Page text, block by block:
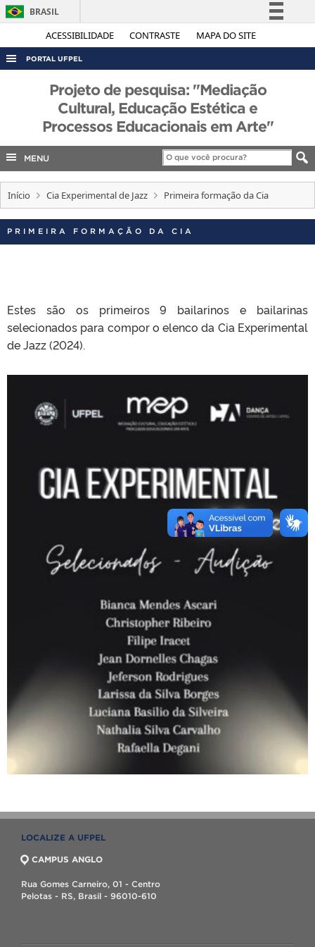
ACESSIBILIDADE CONTRASTE MAPA DO SITE
BRASIL
Simplifique!
Acesso à informação
Legislação
PORTAL UFPEL
ACESSO À INFORMAÇÃO
AUDITORIA
COBALTO
CONCURSOS
INTERNACIONAL
Projeto de pesquisa: "Mediação
Cultural, Educação Estética e
Processos Educacionais em Arte"
MENU
Início Cia Experimental de Jazz Primeira formação da Cia
PRIMEIRA FORMAÇÃO DA CIA
Estes são os primeiros 9 bailarinos e bailarinas
selecionados para compor o elenco da Cia Experimental
de Jazz (2024).
LOCALIZE A UFPEL
CAMPUS ANGLO
Rua Gomes Carneiro, 01 - Centro
Pelotas - RS, Brasil - 96010-610